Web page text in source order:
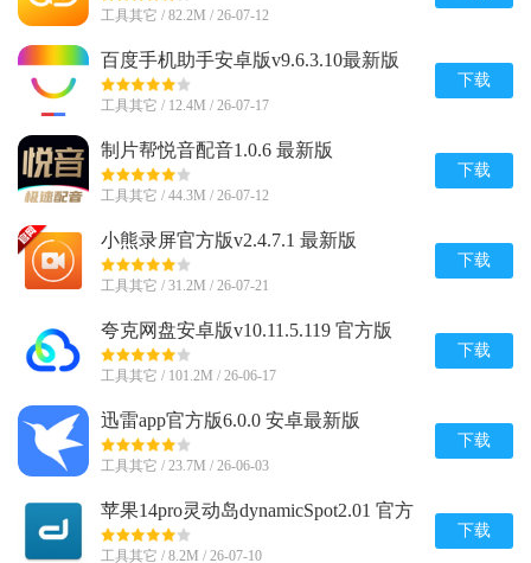
工具其它 / 82.2M / 26-07-12
百度手机助手安卓版v9.6.3.10最新版
工具其它 / 12.4M / 26-07-17
下载
制片帮悦音配音1.0.6 最新版
工具其它 / 44.3M / 26-07-12
下载
小熊录屏官方版v2.4.7.1 最新版
工具其它 / 31.2M / 26-07-21
下载
夸克网盘安卓版v10.11.5.119 官方版
工具其它 / 101.2M / 26-06-17
下载
迅雷app官方版6.0.0 安卓最新版
工具其它 / 23.7M / 26-06-03
下载
苹果14pro灵动岛dynamic​Spot2.01 官方
正版
工具其它 / 8.2M / 26-07-10
下载